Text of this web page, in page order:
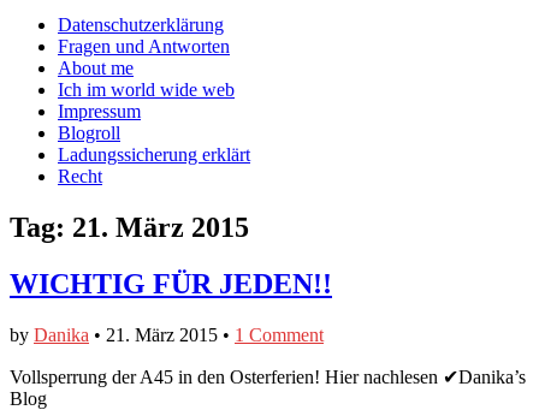
Facebook
anzeigen
Twitter
anzeigen
auf
Instagram
anzeigen
Main
menu
Skip
content
Datenschutzerklärung
Fragen und Antworten
About me
Ich im world wide web
Impressum
Blogroll
Ladungssicherung erklärt
Recht
Tag: 21. März 2015
WICHTIG FÜR JEDEN!!
by Danika • 21. März 2015 • 1 Comment
Vollsperrung der A45 in den Osterferien! Hier nachlesen ✔Danika’s
Blog